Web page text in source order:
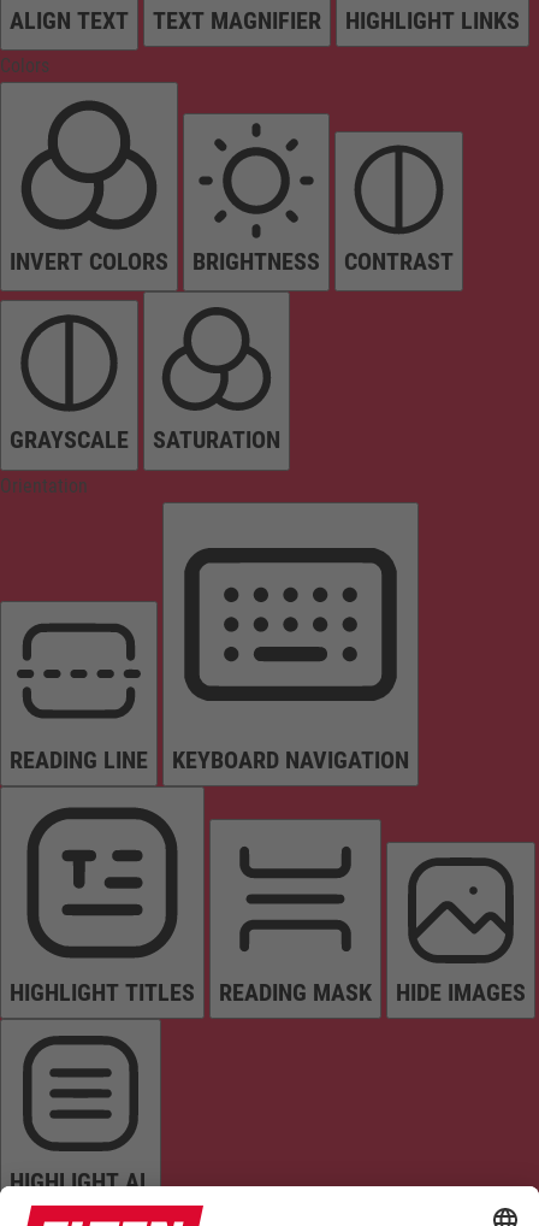
ALIGN TEXT TEXT MAGNIFIER HIGHLIGHT LINKS
Colors
INVERT COLORS BRIGHTNESS CONTRAST
GRAYSCALE SATURATION
Orientation
READING LINE KEYBOARD NAVIGATION
HIGHLIGHT TITLES READING MASK HIDE IMAGES
HIGHLIGHT AL